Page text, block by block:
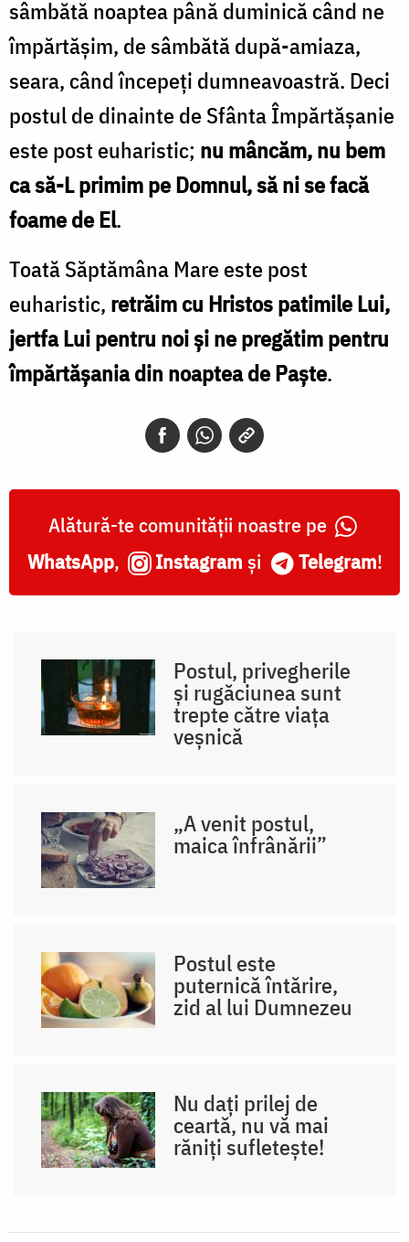
sâmbătă noaptea până duminică când ne
împărtășim, de sâmbătă după-amiaza,
seara, când începeți dumneavoastră. Deci
postul de dinainte de Sfânta Împărtășanie
este post euharistic; nu mâncăm, nu bem
ca să-L primim pe Domnul, să ni se facă
foame de El.
Toată Săptămâna Mare este post
euharistic, retrăim cu Hristos patimile Lui,
jertfa Lui pentru noi și ne pregătim pentru
împărtășania din noaptea de Paște.
Alătură-te comunității noastre pe
WhatsApp, Instagram și Telegram!
Postul, privegherile
și rugăciunea sunt
trepte către viața
veșnică
„A venit postul,
maica înfrânării”
Postul este
puternică întărire,
zid al lui Dumnezeu
Nu dați prilej de
ceartă, nu vă mai
răniți sufletește!